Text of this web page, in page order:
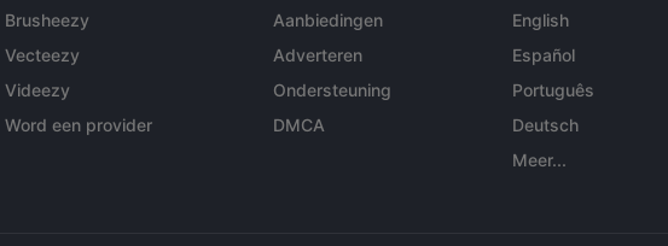
Brusheezy
Vecteezy
Videezy
Word een provider
Aanbiedingen
Adverteren
Ondersteuning
DMCA
English
Español
Português
Deutsch
Meer...